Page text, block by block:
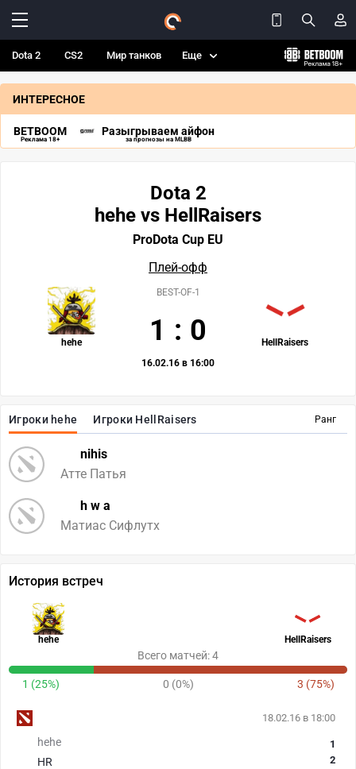
Dota 2 CS2 Мир танков Еще
ИНТЕРЕСНОЕ
BETBOOM
Реклама 18+
Разыгрываем айфон
за прогнозы на MLBB
Ранг
Игроки hehe Игроки HellRaisers
nihis
Атте Патья
h w a
Матиас Сифлутх
Dota 2
hehe vs HellRaisers
ProDota Cup EU
Плей-офф
hehe HellRaisers
BEST-OF-1
1 : 0
16.02.16 в 16:00
История встреч
hehe HellRaisers
Всего матчей: 4
1 (25%) 0 (0%) 3 (75%)
18.02.16 в 18:00
hehe
HR
1
2